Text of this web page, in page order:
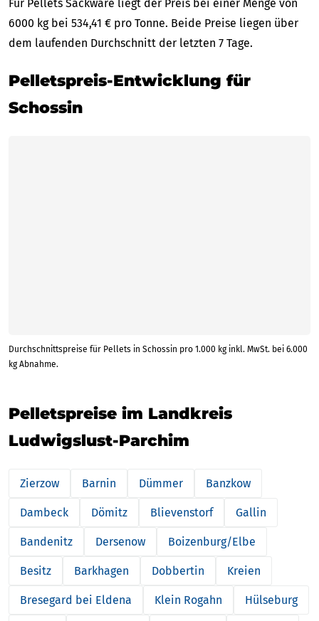
Für Pellets Sackware liegt der Preis bei einer Menge von
6000 kg bei 534,41 € pro Tonne. Beide Preise liegen über
dem laufenden Durchschnitt der letzten 7 Tage.
Pelletspreis-Entwicklung für
Schossin
Durchschnittspreise für Pellets in Schossin pro 1.000 kg inkl. MwSt. bei 6.000
kg Abnahme.
Pelletspreise im Landkreis
Ludwigslust-Parchim
Zierzow Barnin Dümmer Banzkow
Dambeck Dömitz Blievenstorf Gallin
Bandenitz Dersenow Boizenburg/Elbe
Besitz Barkhagen Dobbertin Kreien
Bresegard bei Eldena Klein Rogahn Hülseburg